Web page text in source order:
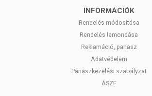
INFORMÁCIÓK
Rendelés módosítása
Rendelés lemondása
Reklamáció, panasz
Adatvédelem
Panaszkezelési szabályzat
ÁSZF